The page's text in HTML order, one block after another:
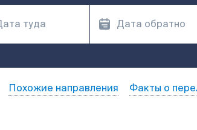
Похожие направления Факты о